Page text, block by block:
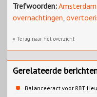
Trefwoorden:Amsterdam
overnachtingen,
« Terug naar het overzicht
Gerelateerde
Balanceeract voor RBT